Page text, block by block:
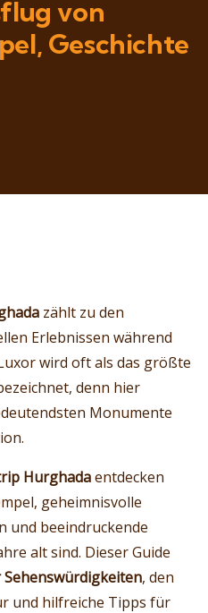
von
Geschichte
zählt zu den
Erlebnissen während
wird oft als das größte
denn hier
Monumente
Hurghadaentdecken
geheimnisvolle
und beeindruckende
alt sind. Dieser Guide
Sehenswürdigkeiten, den
und hilfreiche Tipps für